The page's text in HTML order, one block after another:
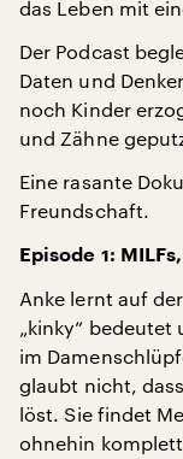
das Leben mit
Der Podcast
Daten und
noch Kinder
und Zähne
Eine rasante
Freundschaft.
Episode 1:
Anke lernt auf
„kinky“
im
glaubt nicht,
löst. Sie findet
ohnehin